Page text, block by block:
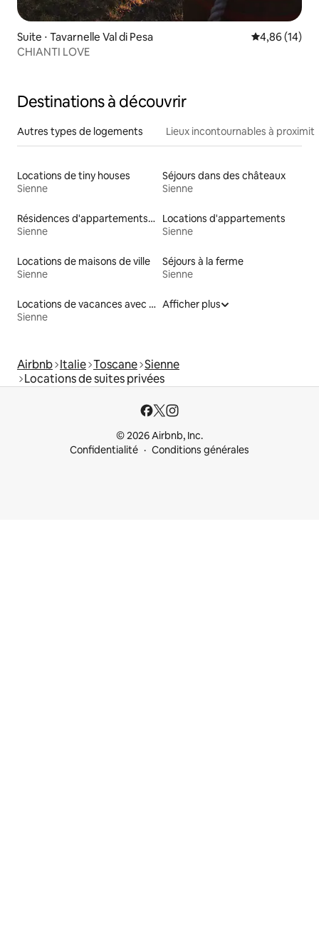
Suite ⋅ Tavarnelle Val di Pesa Évaluation
4,86 (14)
CHIANTI LOVE
Destinations à découvrir
Autres types de logements Lieux incontournables à
Locations de tiny houses
Sienne
Séjours dans des châteaux
Sienne
Résidences d'appartements en location
Sienne
Locations d'appartements
Sienne
Locations de maisons de ville
Sienne
Séjours à la ferme
Sienne
Locations de vacances avec piscine
Sienne
Afficher plus
Airbnb Italie Toscane Sienne
Locations de suites privées
© 2026 Airbnb, Inc.
Confidentialité
Conditions générales